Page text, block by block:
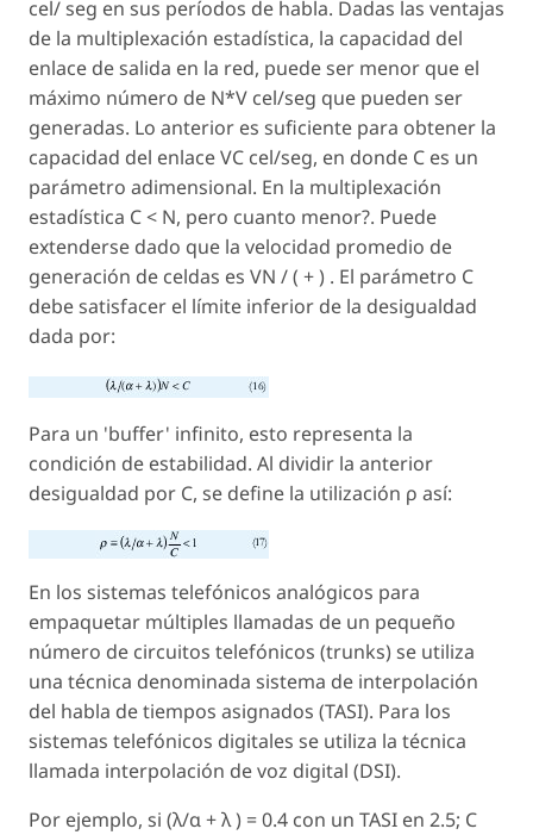
cel/ seg en sus períodos de habla. Dadas las ventajas
de la multiplexación estadística, la capacidad del
enlace de salida en la red, puede ser menor que el
máximo número de N*V cel/seg que pueden ser
generadas. Lo anterior es suficiente para obtener la
capacidad del enlace VC cel/seg, en donde C es un
parámetro adimensional. En la multiplexación
estadística C < N, pero cuanto menor?. Puede
extenderse dado que la velocidad promedio de
generación de celdas es VN / ( + ) . El parámetro C
debe satisfacer el límite inferior de la desigualdad
dada por:
Para un 'buffer' infinito, esto representa la
condición de estabilidad. Al dividir la anterior
desigualdad por C, se define la utilización ρ así:
En los sistemas telefónicos analógicos para
empaquetar múltiples llamadas de un pequeño
número de circuitos telefónicos (trunks) se utiliza
una técnica denominada sistema de interpolación
del habla de tiempos asignados (TASI). Para los
sistemas telefónicos digitales se utiliza la técnica
llamada interpolación de voz digital (DSI).
Por ejemplo, si (λ/α + λ ) = 0.4 con un TASI en 2.5; C